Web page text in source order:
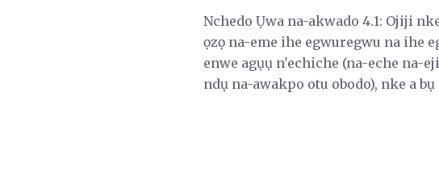
Nchedo Ụwa na-akwado 4.1: Ojiji
ọzọ na-eme ihe egwuregwu na ihe
enwe agụụ n'echiche (na-eche na-
ndụ na-awakpo otu obodo), nke a